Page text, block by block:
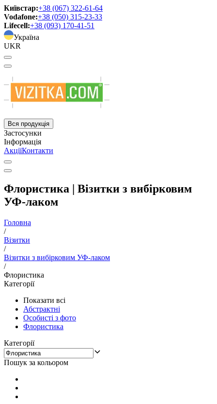
Київстар:+38 (067) 322-61-64
Vodafone:+38 (050) 315-23-33
Lifecell:+38 (093) 170-41-51
Україна
UKR
Вся продукція
Застосунки
Інформація
АкціїКонтакти
Флористика | Візитки з вибірковим
УФ-лаком
Головна
/
Візитки
/
Візитки з вибірковим УФ-лаком
/
Флористика
Категорії
Показати всі
Абстрактні
Особисті з фото
Флористика
Категорії
Пошук за кольором